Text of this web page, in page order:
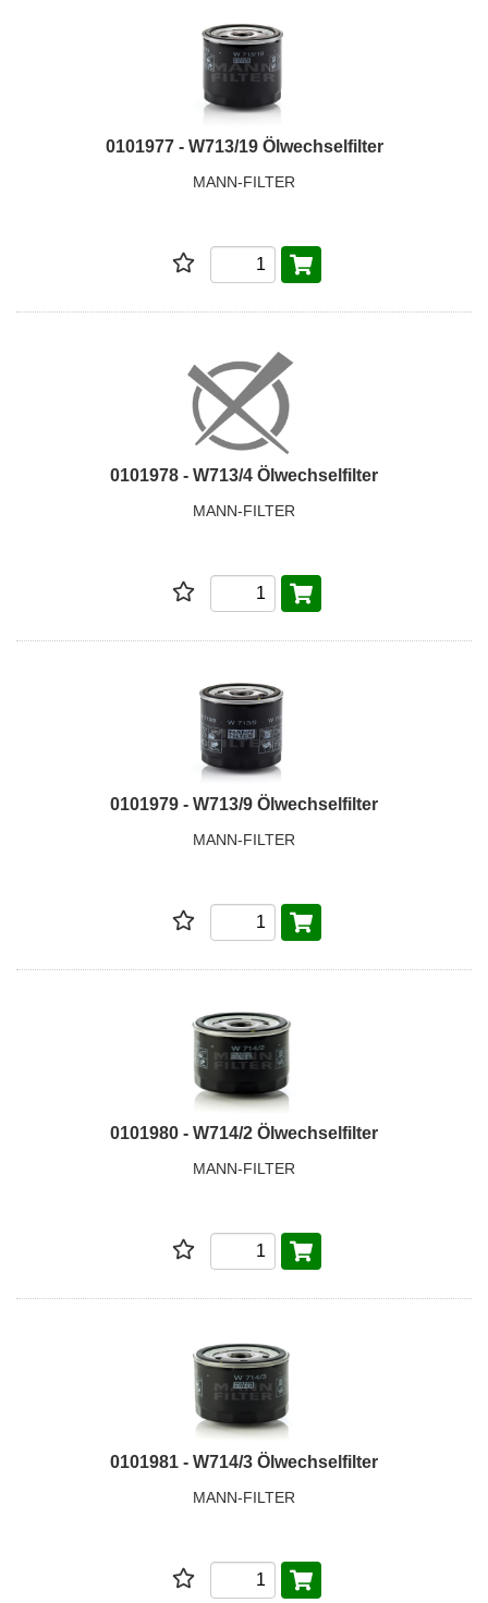
0101977 - W713/19 Ölwechselfilter
MANN-FILTER
0101978 - W713/4 Ölwechselfilter
MANN-FILTER
0101979 - W713/9 Ölwechselfilter
MANN-FILTER
0101980 - W714/2 Ölwechselfilter
MANN-FILTER
0101981 - W714/3 Ölwechselfilter
MANN-FILTER